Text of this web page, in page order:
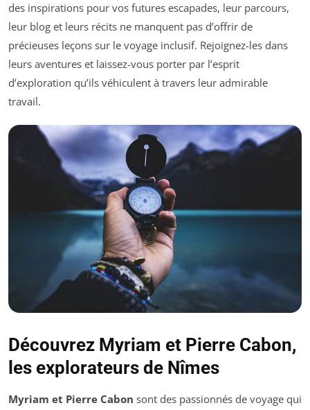
des inspirations pour vos futures escapades, leur parcours,
leur blog et leurs récits ne manquent pas d’offrir de
précieuses leçons sur le voyage inclusif. Rejoignez-les dans
leurs aventures et laissez-vous porter par l’esprit
d’exploration qu’ils véhiculent à travers leur admirable
travail.
Découvrez Myriam et Pierre Cabon,
les explorateurs de Nîmes
Myriam et Pierre Cabon sont des passionnés de voyage qui